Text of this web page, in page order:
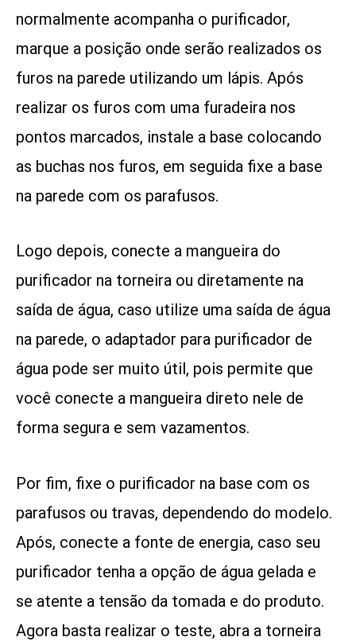
normalmente acompanha o purificador,
marque a posição onde serão realizados os
furos na parede utilizando um lápis. Após
realizar os furos com uma furadeira nos
pontos marcados, instale a base colocando
as buchas nos furos, em seguida fixe a base
na parede com os parafusos.
Logo depois, conecte a mangueira do
purificador na torneira ou diretamente na
saída de água, caso utilize uma saída de água
na parede, o adaptador para purificador de
água pode ser muito útil, pois permite que
você conecte a mangueira direto nele de
forma segura e sem vazamentos.
Por fim, fixe o purificador na base com os
parafusos ou travas, dependendo do modelo.
Após, conecte a fonte de energia, caso seu
purificador tenha a opção de água gelada e
se atente a tensão da tomada e do produto.
Agora basta realizar o teste, abra a torneira